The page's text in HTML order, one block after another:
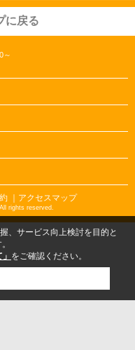
に戻る
～
｜アクセスマップ
rights reserved.
、サービス向上検討を目的と
をご確認ください。